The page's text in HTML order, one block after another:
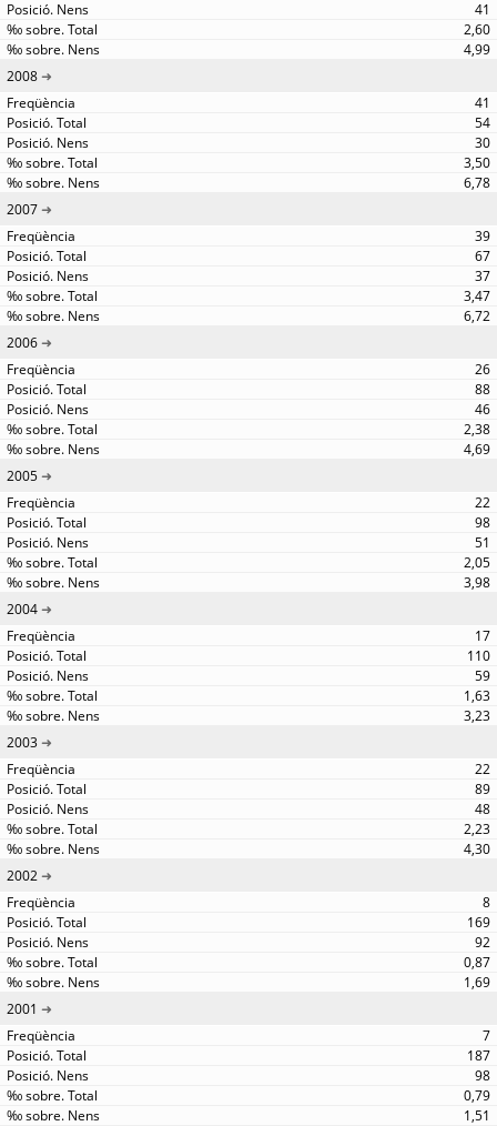
41
2,60
4,99
2008
41
54
30
3,50
6,78
2007
39
67
37
3,47
6,72
2006
26
88
46
2,38
4,69
2005
22
98
51
2,05
3,98
2004
17
110
59
1,63
3,23
2003
22
89
48
2,23
4,30
2002
8
169
92
0,87
1,69
2001
7
187
98
0,79
1,51